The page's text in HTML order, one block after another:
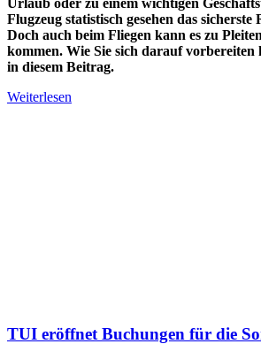
Urlaub oder zu einem wichtigen
Flugzeug statistisch gesehen das sicherste
Doch auch beim Fliegen kann es zu
kommen. Wie Sie sich darauf vorbereiten
in diesem Beitrag.
Weiterlesen
TUI eröffnet Buchungen für die